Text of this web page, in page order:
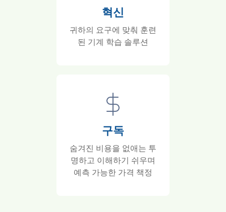
혁신
귀하의 요구에 맞춰 훈련
된 기계 학습 솔루션
구독
숨겨진 비용을 없애는 투
명하고 이해하기 쉬우며
예측 가능한 가격 책정